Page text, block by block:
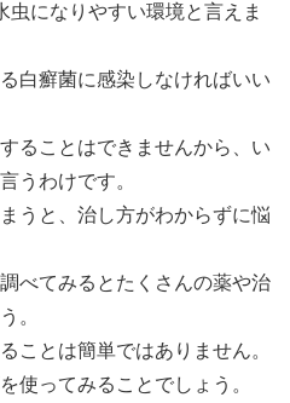
虫になりやすい環境と言えま
白癬菌に感染しなければいい
ることはできませんから、い
うわけです。
うと、治し方がわからずに悩
べてみるとたくさんの薬や治
。
ことは簡単ではありません。
使ってみることでしょう。